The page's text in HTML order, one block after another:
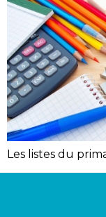
Les listes du